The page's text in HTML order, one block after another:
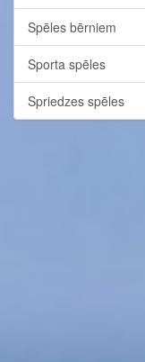
Spēles bērniem
Sporta spēles
Spriedzes spēles